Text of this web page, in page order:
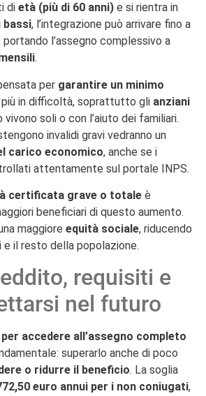
di età (più di 60 anni) e si rientra in
bassi, l’integrazione può arrivare fino a
portando l’assegno complessivo a
.
per garantire un minimo
più in difficoltà, soprattutto gli anziani
vivono soli o con l’aiuto dei familiari.
invalidi gravi vedranno un
carico economico, anche se i
attentamente sul portale INPS.
certificata grave o totale è
beneficiari di questo aumento.
maggiore equità sociale, riducendo
e il resto della popolazione.
requisiti e
nel futuro
accedere all’assegno completo
superarlo anche di poco
o ridurre il beneficio. La soglia
euro annui per i non coniugati,